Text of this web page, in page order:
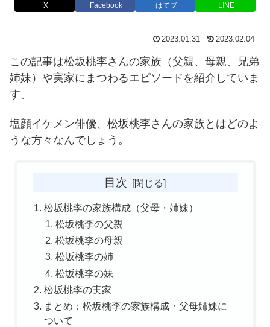
X Facebook はてブ LINE
2023.01.31 2023.02.04
この記事は松坂桃李さんの家族（父親、母親、兄弟
姉妹）や実家にまつわるエピソードを紹介していま
す。
塩顔イケメン俳優、松坂桃李さんの家族とはどのよ
うな方々なんでしょう。
目次
松坂桃李の家族構成（父母・姉妹）
松坂桃李の父親
松坂桃李の母親
松坂桃李の姉
松坂桃李の妹
松坂桃李の実家
まとめ：松坂桃李の家族構成・父母姉妹に
ついて